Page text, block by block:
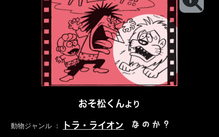
おそ松くんより
動物ジャンル ： トラ・ライオン なのか？